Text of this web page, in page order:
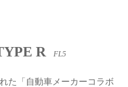
R FL5
た「自動車メーカーコラボ